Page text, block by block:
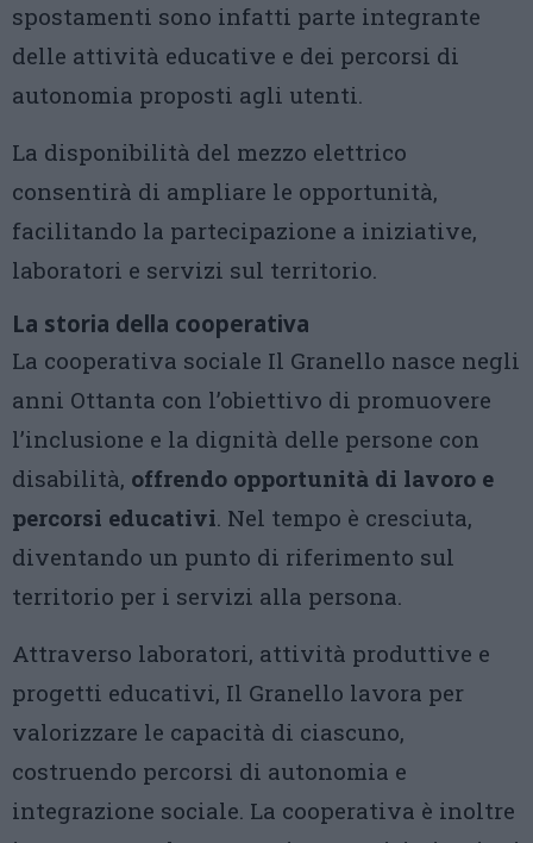
spostamenti sono infatti parte integrante
delle attività educative e dei percorsi di
autonomia proposti agli utenti.
La disponibilità del mezzo elettrico
consentirà di ampliare le opportunità,
facilitando la partecipazione a iniziative,
laboratori e servizi sul territorio.
La storia della cooperativa
La cooperativa sociale Il Granello nasce negli
anni Ottanta con l’obiettivo di promuovere
l’inclusione e la dignità delle persone con
disabilità, offrendo opportunità di lavoro e
percorsi educativi. Nel tempo è cresciuta,
diventando un punto di riferimento sul
territorio per i servizi alla persona.
Attraverso laboratori, attività produttive e
progetti educativi, Il Granello lavora per
valorizzare le capacità di ciascuno,
costruendo percorsi di autonomia e
integrazione sociale. La cooperativa è inoltre